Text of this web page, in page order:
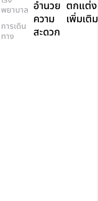
พยาบาล
การเดิน
ทาง
อำนวย
ความ
สะดวก
ตกแต่ง
เพิ่มเติม